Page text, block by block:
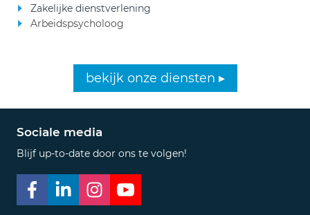
Zakelijke dienstverlening
Arbeidspsycholoog
bekijk onze diensten ▸
Sociale media
Blijf up-to-date door ons te volgen!